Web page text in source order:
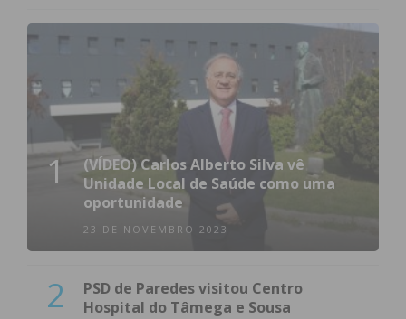
1
(VÍDEO) Carlos Alberto Silva vê
Unidade Local de Saúde como uma
oportunidade
23 DE NOVEMBRO 2023
2
PSD de Paredes visitou Centro
Hospital do Tâmega e Sousa